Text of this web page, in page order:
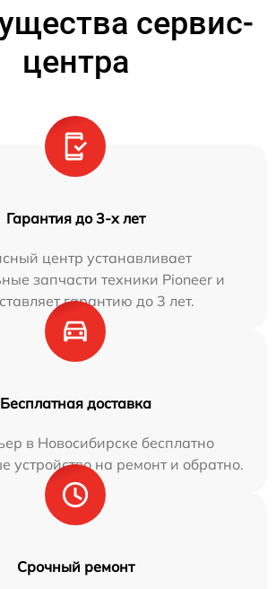
сервис-
центра
Гарантия до 3-х лет
центр устанавливает
запчасти техники Pioneer и
гарантию до 3 лет.
Бесплатная доставка
в Новосибирске бесплатно
устройство на ремонт и обратно.
Срочный ремонт